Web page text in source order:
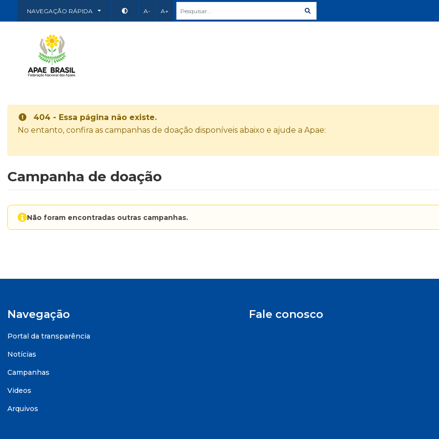
NAVEGAÇÃO RÁPIDA A- A+
404 - Essa página não existe.
No entanto, confira as campanhas de doação disponíveis abaixo e ajude a Apae:
Campanha de doação
Não foram encontradas outras campanhas.
Navegação
Portal da transparência
Notícias
Campanhas
Videos
Arquivos
Fale conosco